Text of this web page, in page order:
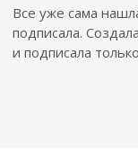
Все уже сама
подписала.
и подписала